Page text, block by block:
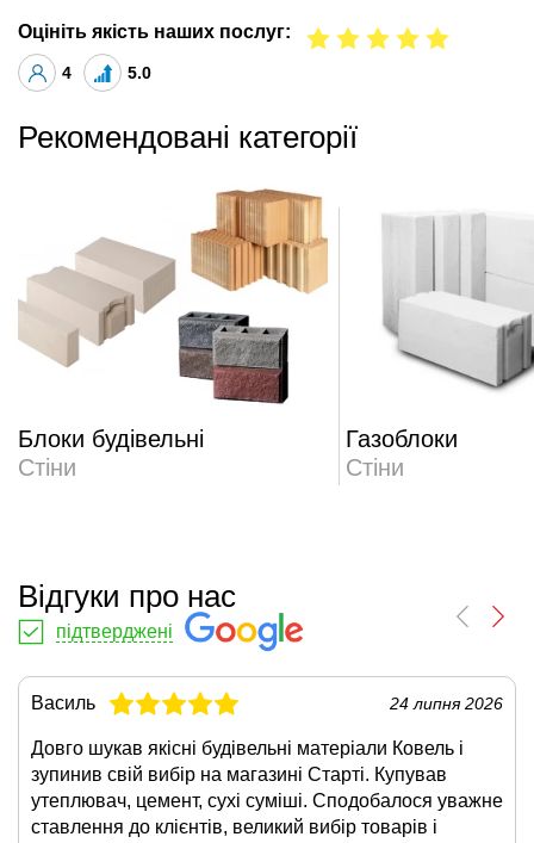
Оцініть якість наших послуг:
4 5.0
Рекомендовані категорії
Блоки будівельні
Стіни
Газоблоки
Стіни
Відгуки про нас
підтверджені
Василь 24 липня 2026
Довго шукав якісні будівельні матеріали Ковель і
зупинив свій вибір на магазині Старті. Купував
утеплювач, цемент, сухі суміші. Сподобалося уважне
ставлення до клієнтів, великий вибір товарів і